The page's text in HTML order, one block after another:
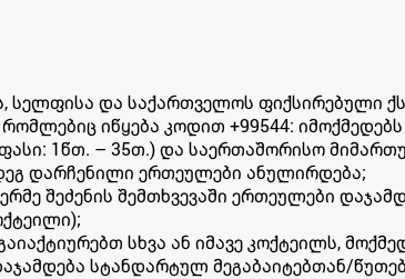
სელფისა და საქართველოს ფიქსირებული
იწყება კოდით +99544:
1წთ. – 35თ.) და საერთაშორისო
დარჩენილი ერთეულები ანულირდება;
შეძენის შემთხვევაში ერთეულები
სხვა ან იმავე კოქტეილს,
სტანდარტულ მეგაბაიტებთან/